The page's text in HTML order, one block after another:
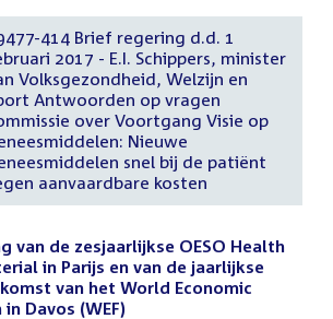
414 Brief regering d.d. 1
2017 - E.I. Schippers, minister
Volksgezondheid, Welzijn en
Antwoorden op vragen
over Voortgang Visie op
Nieuwe
snel bij de patiënt
aanvaardbare kosten
van de zesjaarlijkse OESO Health
in Parijs en van de jaarlijkse
van het World Economic
in Davos (WEF)